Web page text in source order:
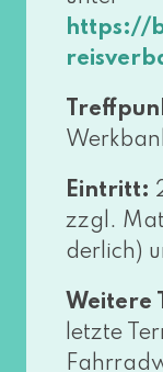
https://​
Eintritt:
zzgl.
der­lich)
Weitere
letz­te